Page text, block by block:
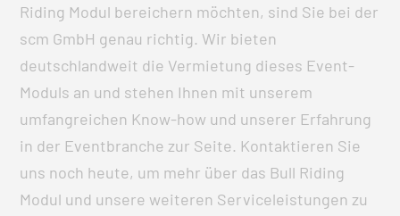
Riding Modul bereichern möchten, sind Sie bei der
scm GmbH genau richtig. Wir bieten
deutschlandweit die Vermietung dieses Event-
Moduls an und stehen Ihnen mit unserem
umfangreichen Know-how und unserer Erfahrung
in der Eventbranche zur Seite. Kontaktieren Sie
uns noch heute, um mehr über das Bull Riding
Modul und unsere weiteren Serviceleistungen zu